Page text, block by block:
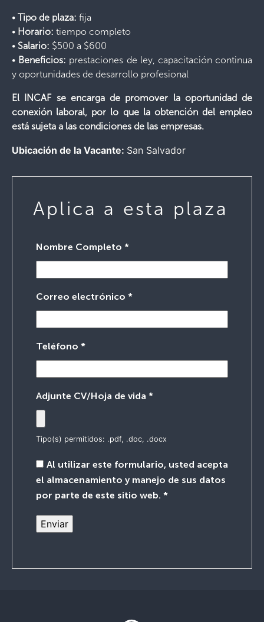
• Tipo de plaza: fija
• Horario: tiempo completo
• Salario: $500 a $600
• Beneficios: prestaciones de ley, capacitación continua
y oportunidades de desarrollo profesional
El INCAF se encarga de promover la oportunidad de
conexión laboral, por lo que la obtención del empleo
está sujeta a las condiciones de las empresas.
Ubicación de la Vacante: San Salvador
Aplica a esta plaza
Nombre Completo *
Correo electrónico *
Teléfono *
Adjunte CV/Hoja de vida *
Tipo(s) permitidos: .pdf, .doc, .docx
Al utilizar este formulario, usted acepta
el almacenamiento y manejo de sus datos
por parte de este sitio web. *